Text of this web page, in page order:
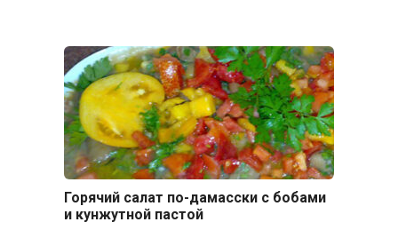
Горячий салат по-дамасски с бобами
и кунжутной пастой